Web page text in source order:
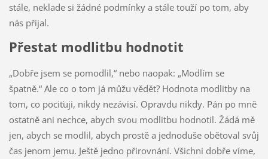
stále, neklade si žádné podmínky a stále touží po tom, aby
nás přijal.
Přestat modlitbu hodnotit
„Dobře jsem se pomodlil,“ nebo naopak: „Modlím se
špatně.“ Ale co o tom já můžu vědět? Hodnota modlitby na
tom, co pociťuji, nikdy nezávisí. Opravdu nikdy. Pán po mně
ostatně ani nechce, abych svou modlitbu hodnotil. Žádá mě
jen, abych se modlil, abych prostě a jednoduše obětoval svůj
čas jenom jemu. Ještě jedno přirovnání. Všichni dobře víme,